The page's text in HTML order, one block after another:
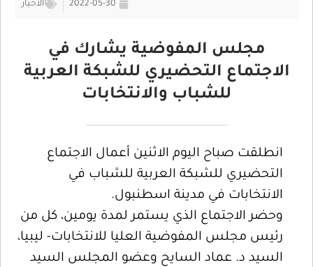
2022-05-30 الأخبار
مجلس المفوضية يشارك في
الاجتماع التحضيري للشبكة العربية
للشباب والانتخابات
انطلقت صباح اليوم الاثنين أعمال الاجتماع
التحضيري للشبكة العربية للشباب في
الانتخابات في مدينة اسطنبول.
وحضر الاجتماع الذي يستمر لمدة يومين، كل من
رئيس مجلس المفوضية العليا للانتخابات- ليبيا،
السيد د. عماد السايح وعضو المجلس السيد